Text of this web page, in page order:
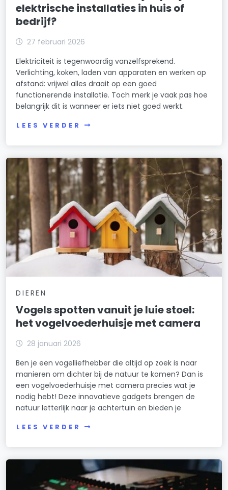
elektrische installaties in huis of
bedrijf?
27 februari 2026
Elektriciteit is tegenwoordig vanzelfsprekend.
Verlichting, koken, laden van apparaten en werken op
afstand: vrijwel alles draait op een goed
functionerende installatie. Toch merk je vaak pas hoe
belangrijk dit is wanneer er iets niet goed werkt.
LEES VERDER
DIEREN
Vogels spotten vanuit je luie stoel:
het vogelvoederhuisje met camera
28 januari 2026
Ben je een vogelliefhebber die altijd op zoek is naar
manieren om dichter bij de natuur te komen? Dan is
een vogelvoederhuisje met camera precies wat je
nodig hebt! Deze innovatieve gadgets brengen de
natuur letterlijk naar je achtertuin en bieden je
LEES VERDER